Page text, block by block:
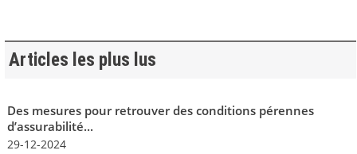
Articles les plus lus
Des mesures pour retrouver des conditions pérennes
d’assurabilité...
29-12-2024